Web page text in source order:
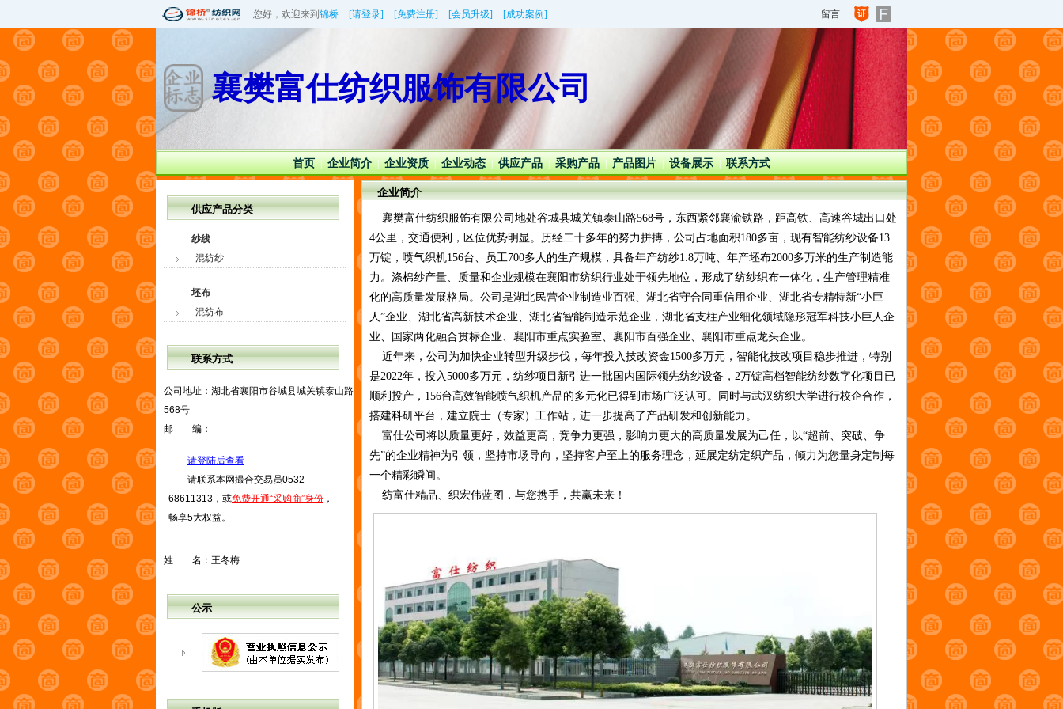
您好，欢迎来到 锦桥 [请登录] [免费注册] [会员升级] [成功案例] 留言
襄樊富仕纺织服饰有限公司
首页 | 企业简介 | 企业资质 | 企业动态 | 供应产品 | 采购产品 | 产品图片 | 设备展示 | 联系方式
供应产品分类
纱线
混纺纱
坯布
混纺布
联系方式
公司地址： 湖北省襄阳市谷城县城关镇泰山路
568号
邮 编：
请登陆后查看
请联系本网撮合交易员0532-
68611313，或免费开通“采购商”身份 ，
畅享5大权益。
姓 名： 王冬梅
公示
企业简介
襄樊富仕纺织服饰有限公司地处谷城县城关镇泰山路568号，东西紧邻襄渝铁路，距高铁、高速谷城出口处
4公里，交通便利，区位优势明显。历经二十多年的努力拼搏，公司占地面积180多亩，现有智能纺纱设备13
万锭，喷气织机156台、员工700多人的生产规模，具备年产纺纱1.8万吨、年产坯布2000多万米的生产制造能
力。涤棉纱产量、质量和企业规模在襄阳市纺织行业处于领先地位，形成了纺纱织布一体化，生产管理精准
化的高质量发展格局。公司是湖北民营企业制造业百强、湖北省守合同重信用企业、湖北省专精特新“小巨
人”企业、湖北省高新技术企业、湖北省智能制造示范企业，湖北省支柱产业细化领域隐形冠军科技小巨人企
业、国家两化融合贯标企业、襄阳市重点实验室、襄阳市百强企业、襄阳市重点龙头企业。
近年来，公司为加快企业转型升级步伐，每年投入技改资金1500多万元，智能化技改项目稳步推进，特别
是2022年，投入5000多万元，纺纱项目新引进一批国内国际领先纺纱设备，2万锭高档智能纺纱数字化项目已
顺利投产，156台高效智能喷气织机产品的多元化已得到市场广泛认可。同时与武汉纺织大学进行校企合作，
搭建科研平台，建立院士（专家）工作站，进一步提高了产品研发和创新能力。
富仕公司将以质量更好，效益更高，竞争力更强，影响力更大的高质量发展为己任，以“超前、突破、争
先”的企业精神为引领，坚持市场导向，坚持客户至上的服务理念，延展定纺定织产品，倾力为您量身定制每
一个精彩瞬间。
纺富仕精品、织宏伟蓝图，与您携手，共赢未来！